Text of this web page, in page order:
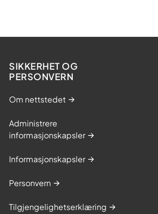
SIKKERHET OG
PERSONVERN
Om nettstedet
Administrere
informasjonskapsler
Informasjonskapsler
Personvern
Tilgjengelighetserklæring